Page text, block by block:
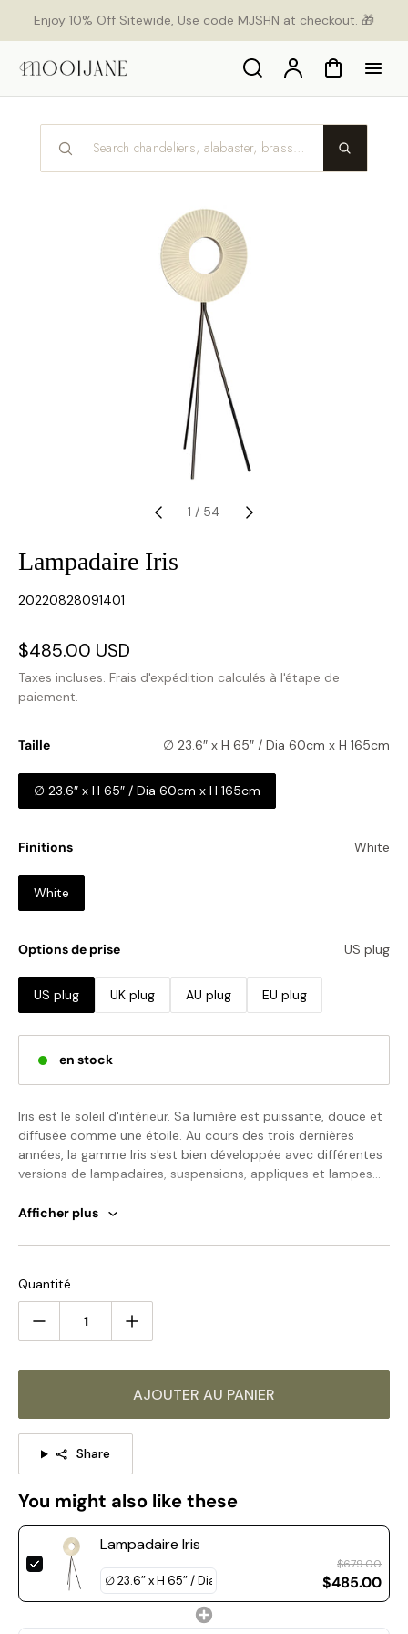
Enjoy 10% Off Sitewide, Use code MJSHN at checkout. 🎁
Search ComptePanier
1 / 54
Lampadaire Iris
SKU:
20220828091401
Prix
soldé
$485.00 USD
habituel
Taxes incluses. Frais d'expédition calculés à l'étape de
paiement.
Taille ∅ 23.6″ x H 65″ / Dia 60cm x H 165cm
∅ 23.6″ x H 65″ / Dia 60cm x H 165cm
Finitions White
White
Options de prise US plug
US plug UK plug AU plug EU plug
en stock
Iris est le soleil d'intérieur.‎ Sa lumière est puissante, douce et
diffusée comme une étoile.‎ Au cours des trois dernières
années, la gamme Iris s'est bien développée avec différentes
versions de lampadaires, suspensions, appliques et lampes
Remarque : *Nous fournissons une source de lumière LED à
Si vous avez des questions sur nos produits, veuillez nous
contacter et nous vous répondrons dans les 24 heures.
La même série de produits, cliquez sur l'image pour en
Afficher plus
Quantité
AJOUTER AU PANIER
Share
You might also like these
Lampadaire Iris
$679.00
$485.00